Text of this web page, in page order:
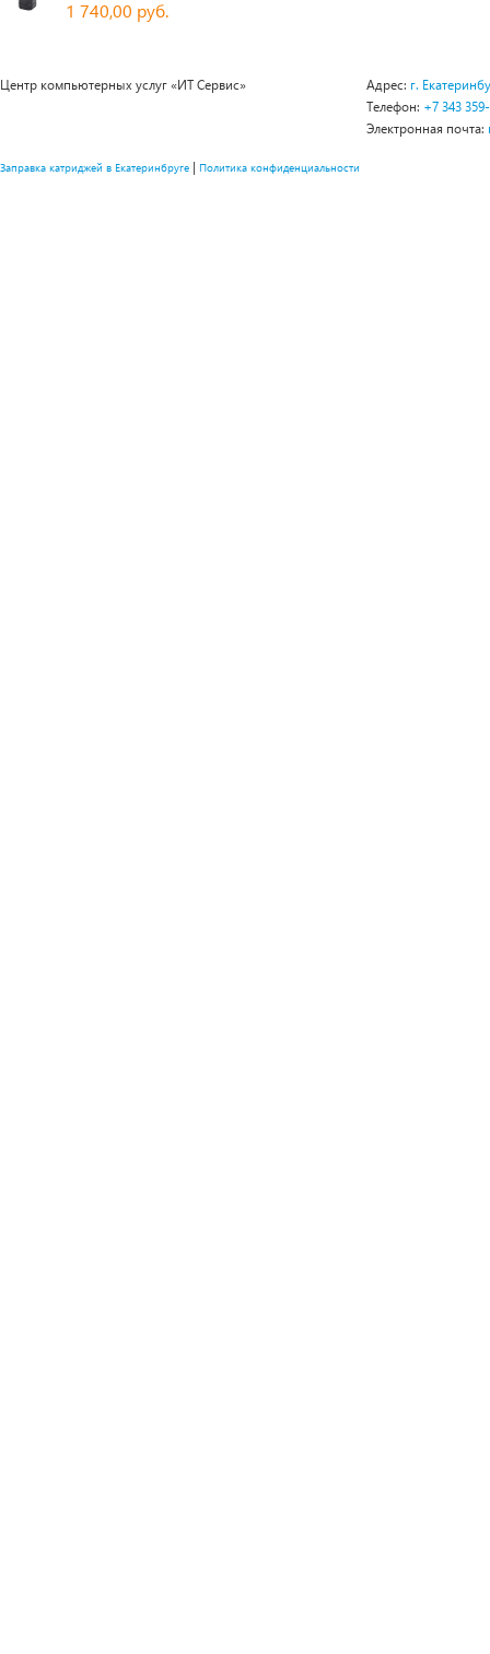
1 740,00 руб.
Центр компьютерных услуг «ИТ Сервис» Адрес: г.
Телефон: +7 343
Электронная почта:
Заправка катриджей в Екатеринбруге | Политика конфиденциальности